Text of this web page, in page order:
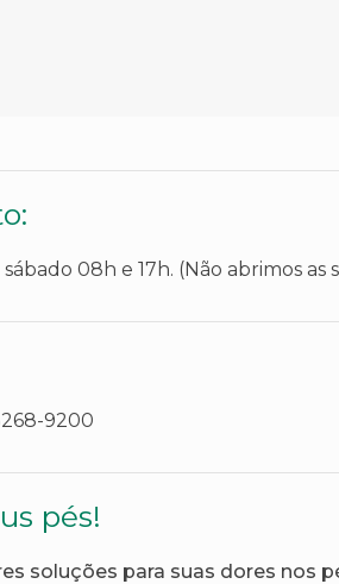
08h e 17h. (Não abrimos as
9200
pés!
soluções para suas dores nos